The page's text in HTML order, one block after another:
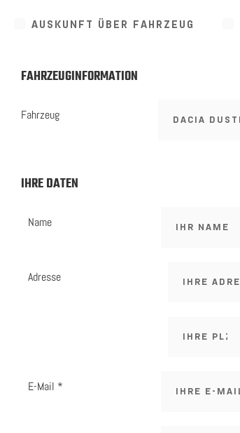
AUSKUNFT ÜBER FAHRZEUG
FAHRZEUGINFORMATION
Fahrzeug
IHRE DATEN
Name
Adresse
E-Mail *